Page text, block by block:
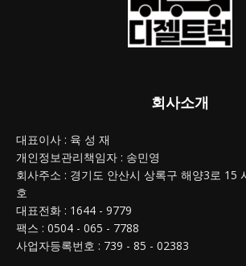
회사소개
대표이사 : 육 성 재
개인정보관리책임자 : 송민영
회사주소 : 경기도 안산시 상록구 해양3로 15
호
대표전화 : 1644 - 9779
팩스 : 0504 - 065 - 7788
사업자등록번호 : 739 - 85 - 02383